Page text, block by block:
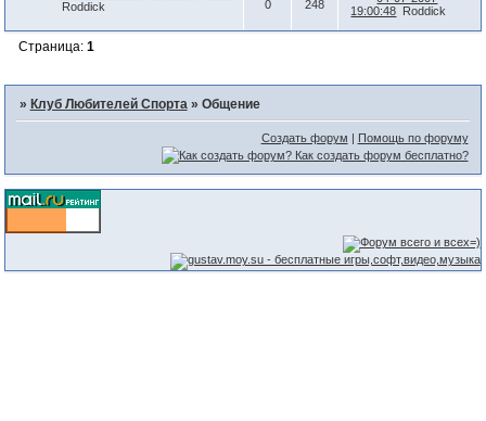
Roddick
0 248
19:00:48 Roddick
Страница: 1
» Клуб Любителей Спорта » Общение
Создать форум | Помощь по форуму